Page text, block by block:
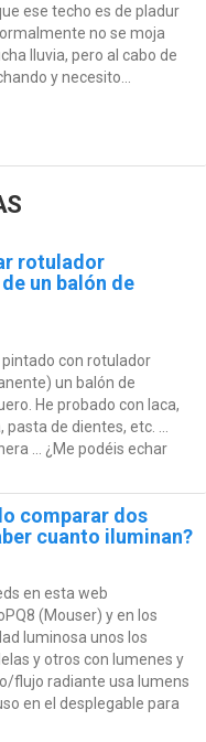
ese techo es de pladur
no se moja
lluvia, pero al cabo de
y necesito...
rotulador
un balón de
con rotulador
un balón de
He probado con laca,
pasta de dientes, etc. ...
... ¿Me podéis echar
comparar dos
cuanto iluminan?
en esta web
(Mouser) y en los
luminosa unos los
y otros con lumenes y
flujo radiante usa lumens
en el desplegable para